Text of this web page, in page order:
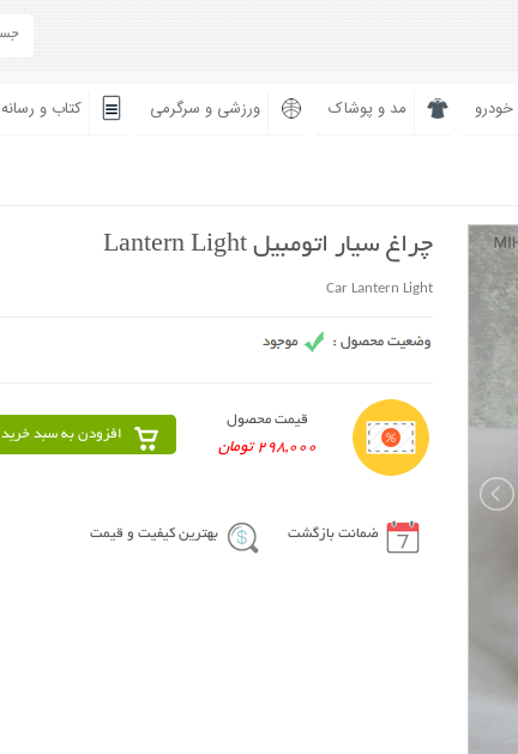
خودرو مد و پوشاک ورزشی و سرگرمی کتاب و رسانه
چراغ سیار اتومبیل Lantern Light
Car Lantern Light
قیمت محصول
298,000 تومان
افزودن به سبد خرید
ضمانت بازگشت بهترین کیفیت و قیمت